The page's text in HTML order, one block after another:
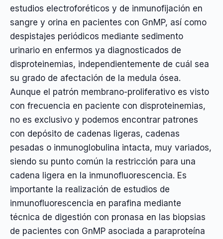
estudios electroforéticos y de inmunofijación en
sangre y orina en pacientes con GnMP, así como
despistajes periódicos mediante sedimento
urinario en enfermos ya diagnosticados de
disproteinemias, independientemente de cuál sea
su grado de afectación de la medula ósea.
Aunque el patrón membrano-proliferativo es visto
con frecuencia en paciente con disproteinemias,
no es exclusivo y podemos encontrar patrones
con depósito de cadenas ligeras, cadenas
pesadas o inmunoglobulina intacta, muy variados,
siendo su punto común la restricción para una
cadena ligera en la inmunofluorescencia. Es
importante la realización de estudios de
inmunofluorescencia en parafina mediante
técnica de digestión con pronasa en las biopsias
de pacientes con GnMP asociada a paraproteína